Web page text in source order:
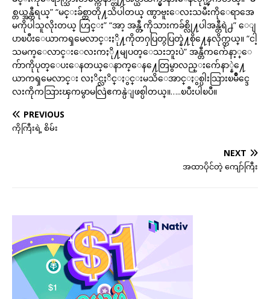
စ္တယ္အန္တီရယ္” “မင္းခ်စ္တာတို႔သိပါတယ္ ဏွာဗူးေလးသမီးကိုေရာအေ
မကိုပါသူလိုးတယ္ ဟြင္း” “အာ့ အန္တီ့ကိုသားကခ်စ္လို႔ပါအန္တီရဲ႕” ေျ
ပာၿပီးေယာကၡမေလာင္းႏို႔ကိုတႁပြတ္ႁပြတ္နဲ႔စို႔ေနလိုက္တယ္။ “ငါ့
သမက္ေလာင္းေလးကႏို႔မျပတ္ေသးဘူးပဲ” အန္တီကက်ေနာ့္ေ
က်ာကိုပုတ္ေပးေနတယ္ေနာက္ေန႔ေတြမွာလည္းက်ေနာ္နဲ႔ေ
ယာကၡမေလာင္း လႈိင္လႈိင္ႏွင္းမသိေအာင္ႏွစ္ပါးသြားၿမိဳင္ဒေ
လးကိုကသြားၾကမွာမလြဲဧကန္ပဲျဖစ္ပါတယ္။…..ၿပီးပါၿပီ။
PREVIOUS
ကိုကြီးရဲ့ စိမ်း
NEXT
အထာပိုင်တဲ့ ကျော်ကြီး